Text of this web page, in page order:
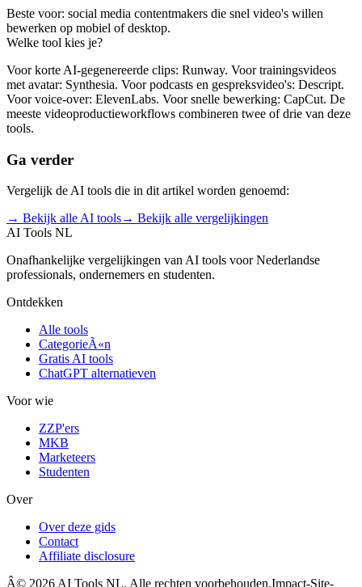
Beste voor: social media contentmakers die snel video's willen
bewerken op mobiel of desktop.
Welke tool kies je?
Voor korte AI-gegenereerde clips: Runway. Voor trainingsvideos
met avatar: Synthesia. Voor podcasts en gespreksvideo's: Descript.
Voor voice-over: ElevenLabs. Voor snelle bewerking: CapCut. De
meeste videoproductieworkflows combineren twee of drie van deze
tools.
Ga verder
Vergelijk de AI tools die in dit artikel worden genoemd:
→ Bekijk alle AI tools→ Bekijk alle vergelijkingen
AI Tools NL
Onafhankelijke vergelijkingen van AI tools voor Nederlandse
professionals, ondernemers en studenten.
Ontdekken
Alle tools
CategorieÃ«n
Gratis AI tools
ChatGPT alternatieven
Voor wie
ZZP'ers
MKB
Marketeers
Studenten
Over
Over deze gids
Contact
Affiliate disclosure
Â© 2026 AI Tools NL. Alle rechten voorbehouden.Impact-Site-